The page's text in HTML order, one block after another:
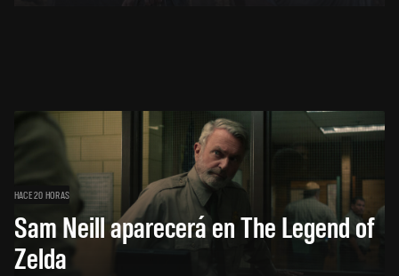
HACE 20 HORAS
Sam Neill aparecerá en The Legend of
Zelda